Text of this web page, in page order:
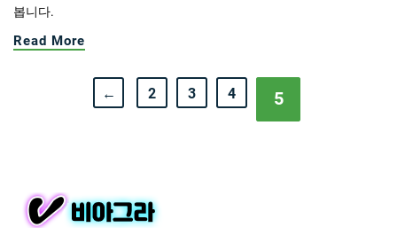
봅니다.
Read More
← 2 3 4 5